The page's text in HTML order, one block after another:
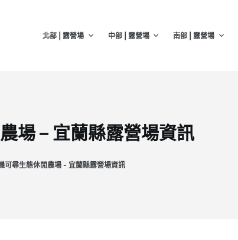
北部 | 露營場 中部 | 露營場 南部 | 露營場
場 – 宜蘭縣露營場資訊
可尋生態休閒農場 - 宜蘭縣露營場資訊